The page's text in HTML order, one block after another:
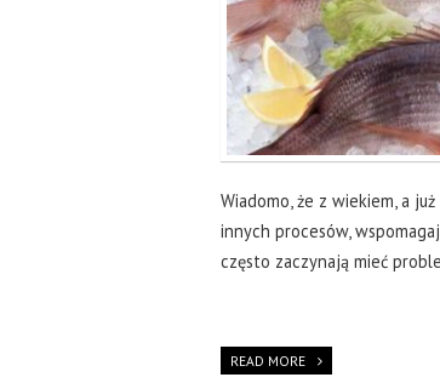
Wiadomo, że z wiekiem, a
innych procesów,
często zaczynają mieć
READ MORE